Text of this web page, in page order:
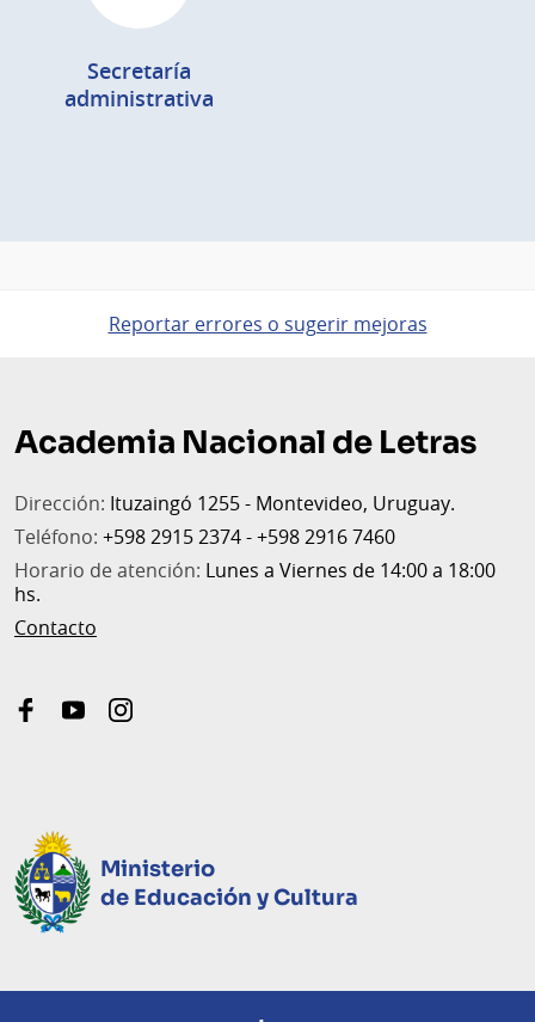
Secretaría
administrativa
Reportar errores o sugerir mejoras
de
página
Academia Nacional de Letras
Dirección: Ituzaingó 1255 - Montevideo, Uruguay.
Teléfono: +598 2915 2374 - +598 2916 7460
Horario de atención: Lunes a Viernes de 14:00 a 18:00
hs.
Contacto
facebookyoutubeinstagram
Ministerio
de Educación y Cultura